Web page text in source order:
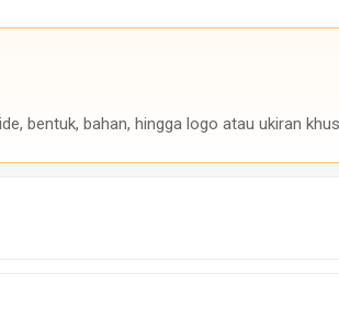
bentuk, bahan, hingga logo atau ukiran